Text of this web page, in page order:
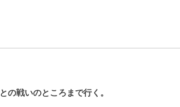
戦いのところまで行く。